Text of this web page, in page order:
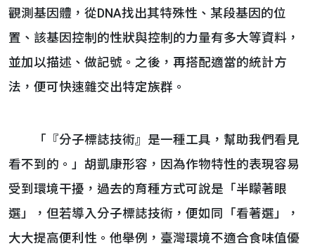
觀測基因體，從DNA找出其特殊性、某段基因的位
置、該基因控制的性狀與控制的力量有多大等資料，
並加以描述、做記號。之後，再搭配適當的統計方
法，便可快速雜交出特定族群。
「『分子標誌技術』是一種工具，幫助我們看見
看不到的。」胡凱康形容，因為作物特性的表現容易
受到環境干擾，過去的育種方式可說是「半矇著眼
選」，但若導入分子標誌技術，便如同「看著選」，
大大提高便利性。他舉例，臺灣環境不適合食味值優